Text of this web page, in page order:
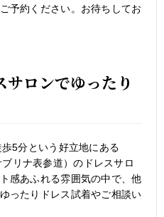
予約ください。お待ちしてお
ロンでゆったり
5分という好立地にある
リナ表参道）のドレスサロ
感あふれる雰囲気の中で、他
ったりドレス試着やご相談い